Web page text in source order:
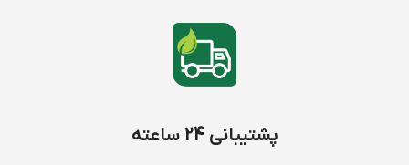
پشتیبانی 24 ساعته